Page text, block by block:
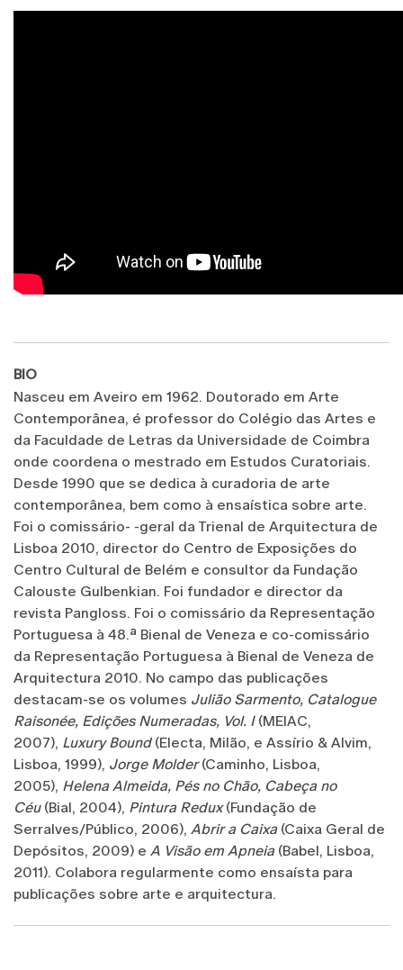
BIO
Nasceu em Aveiro em 1962. Doutorado em Arte
Contemporânea, é professor do Colégio das Artes e
da Faculdade de Letras da Universidade de Coimbra
onde coordena o mestrado em Estudos Curatoriais.
Desde 1990 que se dedica à curadoria de arte
contemporânea, bem como à ensaística sobre arte.
Foi o comissário- -geral da Trienal de Arquitectura de
Lisboa 2010, director do Centro de Exposições do
Centro Cultural de Belém e consultor da Fundação
Calouste Gulbenkian. Foi fundador e director da
revista Pangloss. Foi o comissário da Representação
Portuguesa à 48.ª Bienal de Veneza e co-comissário
da Representação Portuguesa à Bienal de Veneza de
Arquitectura 2010. No campo das publicações
destacam-se os volumes Julião Sarmento, Catalogue
Raisonée, Edições Numeradas, Vol. I(MEIAC,
2007), Luxury Bound(Electa, Milão, e Assírio & Alvim,
Lisboa, 1999), Jorge Molder(Caminho, Lisboa,
2005), Helena Almeida, Pés no Chão, Cabeça no
Céu(Bial, 2004), Pintura Redux(Fundação de
Serralves/Público, 2006), Abrir a Caixa (Caixa Geral de
Depósitos, 2009) e A Visão em Apneia (Babel, Lisboa,
2011). Colabora regularmente como ensaísta para
publicações sobre arte e arquitectura.